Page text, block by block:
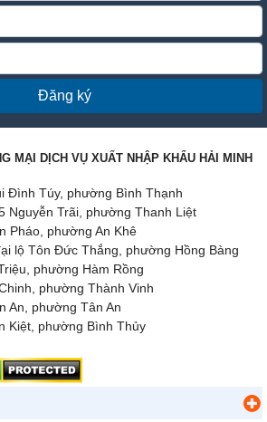
Đăng ký
MẠI DỊCH VỤ XUẤT NHẬP KHẨU HẢI MINH
Đình Túy, phường Bình Thạnh
Nguyễn Trãi, phường Thanh Liệt
Pháo, phường An Khê
lộ Tôn Đức Thắng, phường Hồng Bàng
phường Hàm Rồng
phường Thành Vinh
An, phường Tân An
Kiệt, phường Bình Thủy